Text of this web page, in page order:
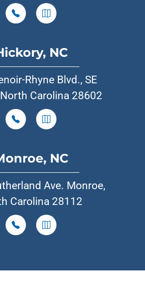
NC
Rhyne Blvd., SE
Carolina 28602
NC
Ave. Monroe,
Carolina 28112